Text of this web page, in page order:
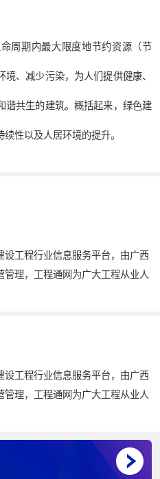
周期内最大限度地节约资源（节
、减少污染，为人们提供健康、
谐共生的建筑。概括起来，绿色建
性以及人居环境的提升。
工程行业信息服务平台，由广西
理，工程通网为广大工程从业人
工程行业信息服务平台，由广西
理，工程通网为广大工程从业人